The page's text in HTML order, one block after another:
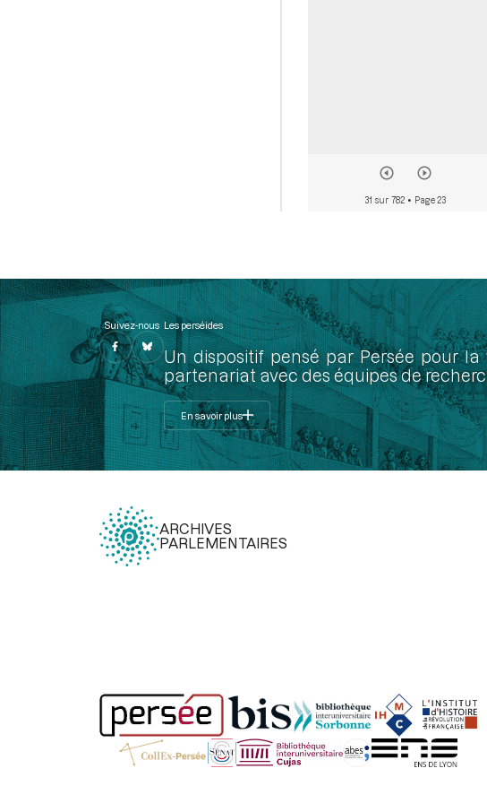
31 sur 782 • Page 23
Suivez-nous Les perséides
Un dispositif pensé par Persée pour
partenariat avec des équipes de
En savoir plus
ARCHIVES
PARLEMENTAIRES